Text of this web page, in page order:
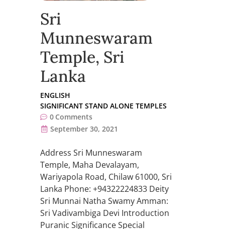
Sri
Munneswaram
Temple, Sri
Lanka
ENGLISH
SIGNIFICANT STAND ALONE TEMPLES
0 Comments
September 30, 2021
Address Sri Munneswaram
Temple, Maha Devalayam,
Wariyapola Road, Chilaw 61000, Sri
Lanka Phone: +94322224833 Deity
Sri Munnai Natha Swamy Amman:
Sri Vadivambiga Devi Introduction
Puranic Significance Special